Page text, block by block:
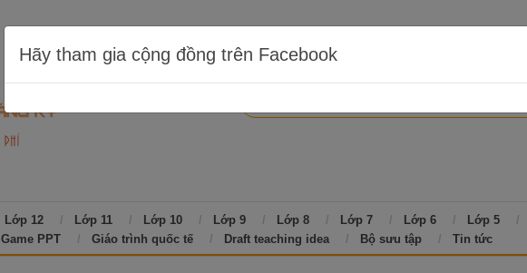
Lớp 12 Lớp 11 Lớp 10 Lớp 9 Lớp 8 Lớp 7 Lớp 6 Lớp 5
Game PPT Giáo trình quốc tế Draft teaching idea Bộ sưu tập Tin tức
Hãy tham gia cộng đồng trên Facebook